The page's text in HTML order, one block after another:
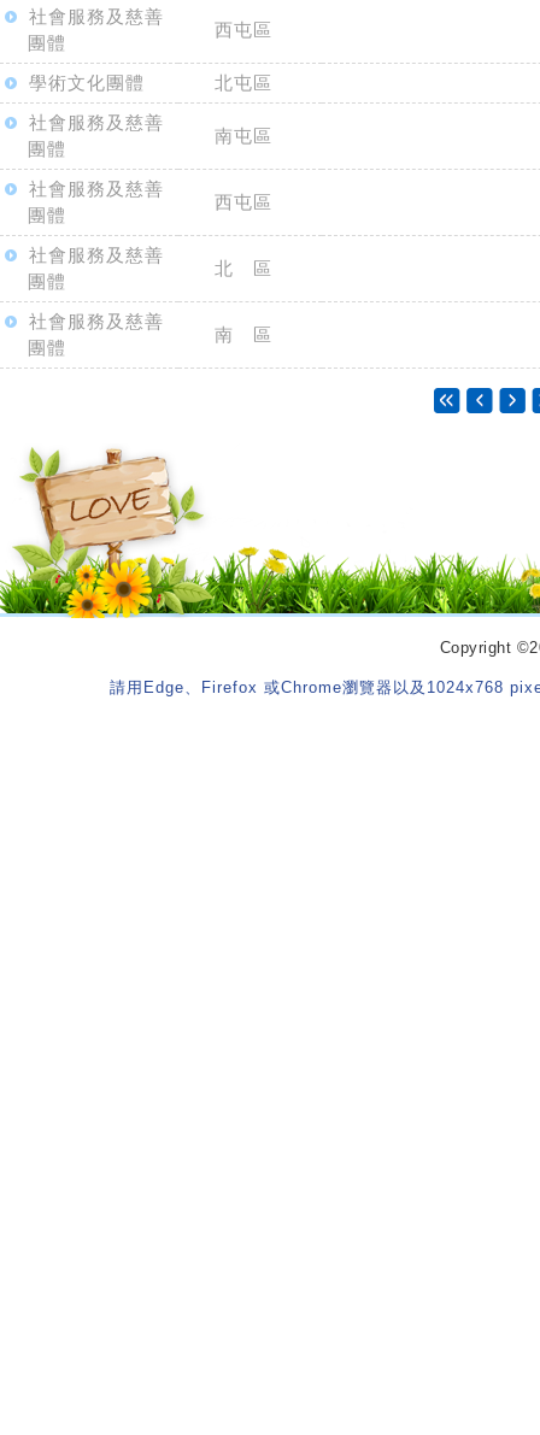
社會服務及慈善
團體
西屯區
學術文化團體
北屯區
社會服務及慈善
團體
南屯區
社會服務及慈善
團體
西屯區
社會服務及慈善
團體
北 區
社會服務及慈善
團體
南 區
Copyright
請用Edge、Firefox 或Chrome瀏覽器以及1024x768